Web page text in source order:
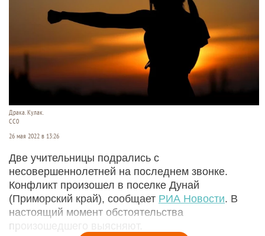
Драка. Кулак.
СС0
26 мая 2022 в 13:26
Две учительницы подрались с
несовершеннолетней на последнем звонке.
Конфликт произошел в поселке Дунай
(Приморский край), сообщает РИА Новости. В
настоящий момент обстоятельства
произошедшего выясняют.